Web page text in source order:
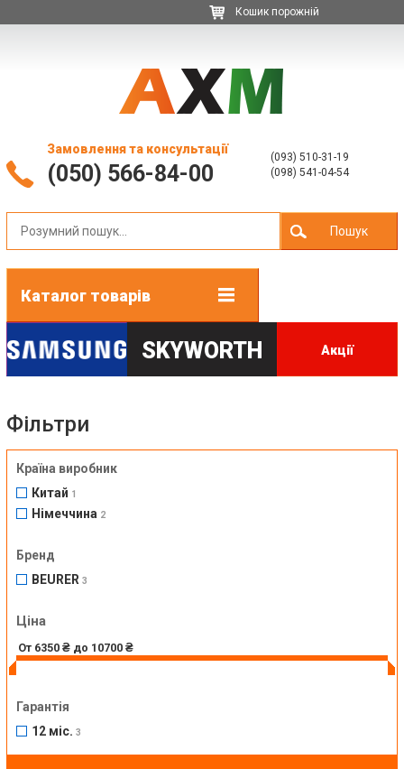
Кошик порожній
Замовлення та консультації
(050) 566-84-00
(093) 510-31-19
(098) 541-04-54
Пошук
Каталог товарів
SKYWORTH Акції
Фільтри
Країна виробник
Китай 1
Німеччина 2
Бренд
BEURER 3
Ціна
Гарантія
12 міс. 3